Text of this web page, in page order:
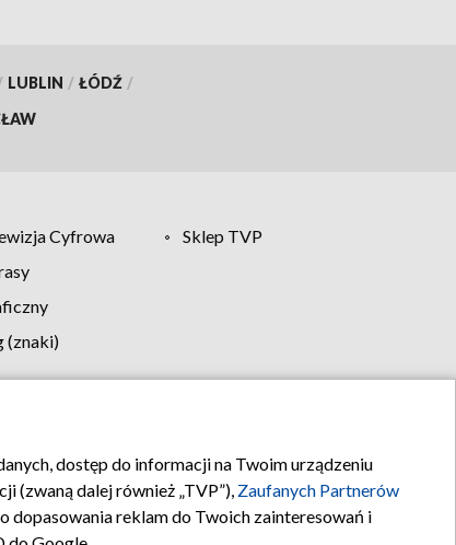
LUBLIN / ŁÓDŹ /
Cyfrowa
Sklep TVP
(znaki)
Kontakt
dostęp do informacji na Twoim urządzeniu
(zwaną dalej również „TVP”), Zaufanych Partnerów
dopasowania reklam do Twoich zainteresowań i